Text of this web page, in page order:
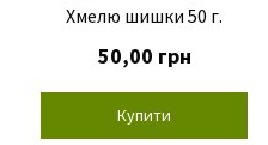
Хмелю шишки 50 г.
50,00 грн
Купити